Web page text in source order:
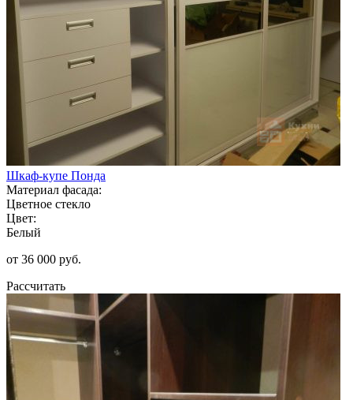
Шкаф-купе Понда
Материал фасада:
Цветное стекло
Цвет:
Белый
от 36 000 руб.
Рассчитать